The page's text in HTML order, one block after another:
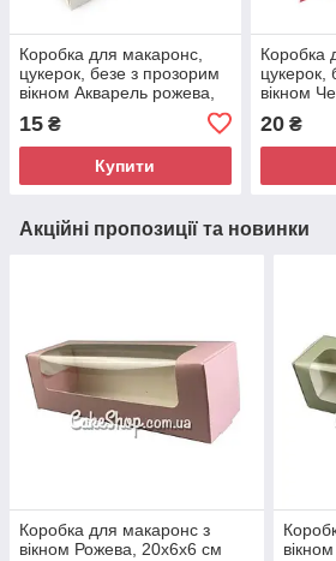
Коробка для макаронс,
цукерок, безе з прозорим
вікном Акварель рожева,
15 ₴
Купити
Коробка
цукерок,
вікном
20₴
Акційні пропозиції та новинки
Коробка для макаронс з
вікном Рожева, 20х6х6 см